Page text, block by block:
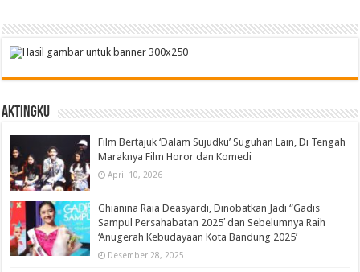
Aktingku
Film Bertajuk ‘Dalam Sujudku’ Suguhan Lain, Di Tengah
Maraknya Film Horor dan Komedi
April 10, 2026
Ghianina Raia Deasyardi, Dinobatkan Jadi “Gadis
Sampul Persahabatan 2025′ dan Sebelumnya Raih
‘Anugerah Kebudayaan Kota Bandung 2025’
Desember 28, 2025